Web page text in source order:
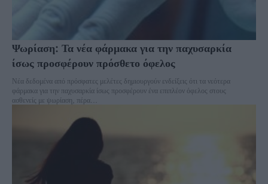
Ψωρίαση: Τα νέα φάρμακα για την παχυσαρκία
ίσως προσφέρουν πρόσθετο όφελος
Νέα δεδομένα από πρόσφατες μελέτες δημιουργούν ενδείξεις ότι τα νεότερα
φάρμακα για την παχυσαρκία ίσως προσφέρουν ένα επιπλέον όφελος στους
ασθενείς με ψωρίαση, πέρα...